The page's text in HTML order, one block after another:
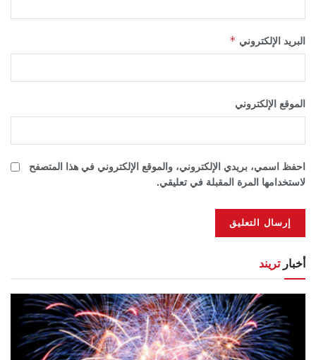
البريد الإلكتروني *
الموقع الإلكتروني
احفظ اسمي، بريدي الإلكتروني، والموقع الإلكتروني في هذا المتصفح
لاستخدامها المرة المقبلة في تعليقي.
أخبارتريند